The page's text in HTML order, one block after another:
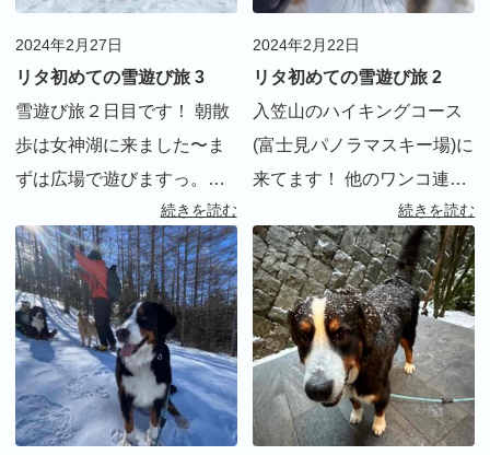
2024年2月27日
リタ初めての雪遊び旅 3
雪遊び旅２日目です！ 朝散
歩は女神湖に来ました〜ま
ずは広場で遊びますっ。今
朝もみんなテンション高
い！ 周りを一周すると、な
かなか良いお散歩コースで
した。気持ちが良かった。
続きまして、長門牧場に来
ました。 すごーく広い牧
[…]
続きを読む
2024年2月22日
リタ初めての雪遊び旅 2
入笠山のハイキングコース
(富士見パノラマスキー場)に
来てます！ 他のワンコ連れ
グループとも、お話しした
り、遊んだりしながらグン
グン前へ進みます！ ランチ
は、エマ家おすすめのヒュ
ッテ入笠です。いつもの事
ながら…ランチの写真 […]
続きを読む